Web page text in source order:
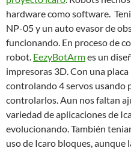
hardware como software.
NP-05 y un auto evasor de
funcionando. En proceso de
robot. EezyBotArmes un
impresoras 3D. Con una
controlando 4 servos usando
controlarlos. Aun nos faltan
variedad de aplicaciones de
evolucionando. También
uso de Icaro bloques, aunque